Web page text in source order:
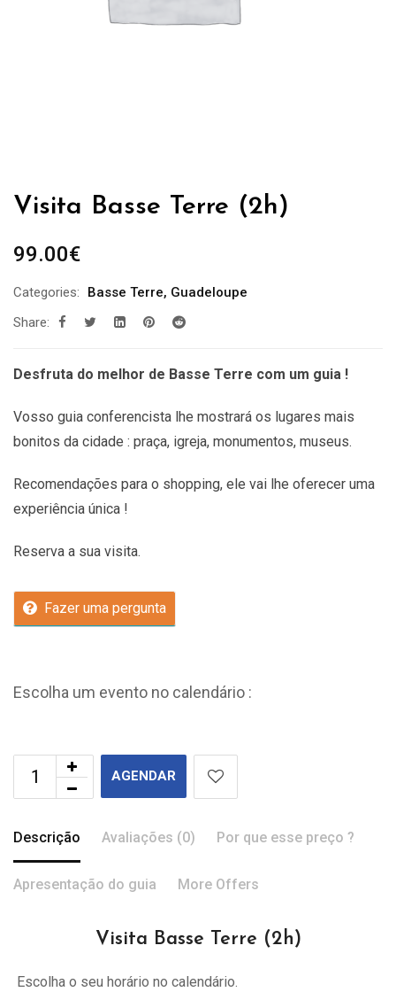
Visita Basse Terre (2h)
99.00€
Categories: Basse Terre, Guadeloupe
Share:
Desfruta do melhor de Basse Terre com um guia !
Vosso guia conferencista lhe mostrará os lugares mais
bonitos da cidade : praça, igreja, monumentos, museus.
Recomendações para o shopping, ele vai lhe oferecer uma
experiência única !
Reserva a sua visita.
Fazer uma pergunta
Escolha um evento no calendário :
AGENDAR
Descrição Avaliações (0) Por que esse preço ?
Apresentação do guia More Offers
Visita Basse Terre (2h)
Escolha o seu horário no calendário.